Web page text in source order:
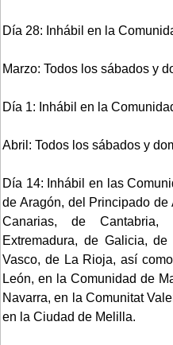
Día 28: Inhábil en la
Marzo: Todos los sábados y
Día 1: Inhábil en la
Abril: Todos los sábados y
Día 14: Inhábil en las
de Aragón, del Principado
Canarias, de
Extremadura, de Galicia,
Vasco, de La Rioja, así
León, en la Comunidad de
Navarra, en la Comunitat
en la Ciudad de Melilla.